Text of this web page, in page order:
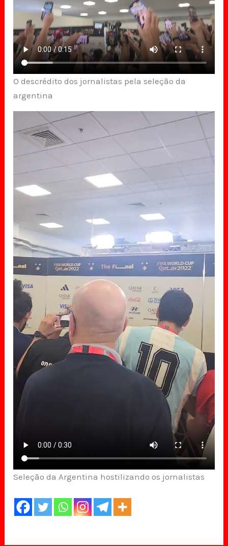
O descrédito dos jornalistas pela seleção da
argentina
Seleção da Argentina hostilizando os jornalistas